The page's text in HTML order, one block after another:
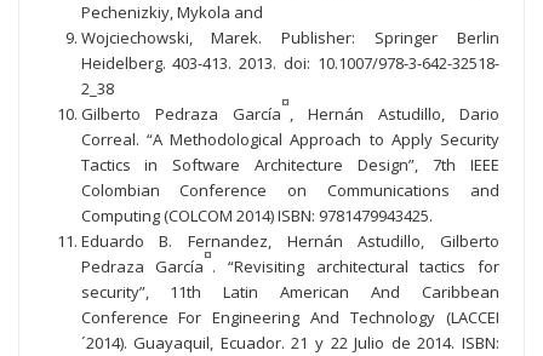
Pechenizkiy, Mykola and
Wojciechowski, Marek. Publisher: Springer Berlin
Heidelberg. 403-413. 2013. doi: 10.1007/978-3-642-32518-
2_38
Gilberto Pedraza García
¤
, Hernán Astudillo, Dario
Correal. “A Methodological Approach to Apply Security
Tactics in Software Architecture Design”, 7th IEEE
Colombian Conference on Communications and
Computing (COLCOM 2014) ISBN: 9781479943425.
Eduardo B. Fernandez, Hernán Astudillo, Gilberto
Pedraza García
¤
. “Revisiting architectural tactics for
security”, 11th Latin American And Caribbean
Conference For Engineering And Technology (LACCEI
´2014). Guayaquil, Ecuador. 21 y 22 Julio de 2014. ISBN: